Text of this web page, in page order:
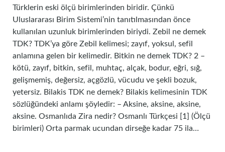
Türklerin eski ölçü birimlerinden biridir. Çünkü
Uluslararası Birim Sistemi’nin tanıtılmasından önce
kullanılan uzunluk birimlerinden biriydi. Zebil ne demek
TDK? TDK’ya göre Zebil kelimesi; zayıf, yoksul, sefil
anlamına gelen bir kelimedir. Bitkin ne demek TDK? 2 –
kötü, zayıf, bitkin, sefil, muhtaç, alçak, bodur, eğri, sığ,
gelişmemiş, değersiz, açgözlü, vücudu ve şekli bozuk,
yetersiz. Bilakis TDK ne demek? Bilakis kelimesinin TDK
sözlüğündeki anlamı şöyledir: – Aksine, aksine, aksine,
aksine. Osmanlıda Zira nedir? Osmanlı Türkçesi [1] (Ölçü
birimleri) Orta parmak ucundan dirseğe kadar 75 ila…